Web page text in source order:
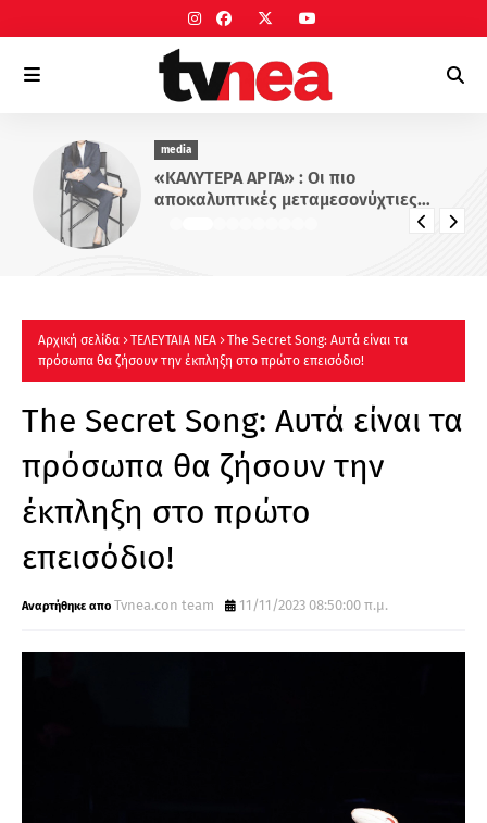
media
«ΚΑΛΥΤΕΡΑ ΑΡΓΑ» : Oι πιο
αποκαλυπτικές μεταμεσονύχτιες
συνεντεύξεις επιστρέφουν στο ACTION
Αρχική σελίδα ΤΕΛΕΥΤΑΙΑ ΝΕΑ
The Secret Song: Αυτά είναι τα
πρόσωπα θα ζήσουν την έκπληξη στο πρώτο επεισόδιο!
The Secret Song: Αυτά είναι τα
πρόσωπα θα ζήσουν την
έκπληξη στο πρώτο
επεισόδιο!
Tvnea.con team 11/11/2023 08:50:00 π.μ.